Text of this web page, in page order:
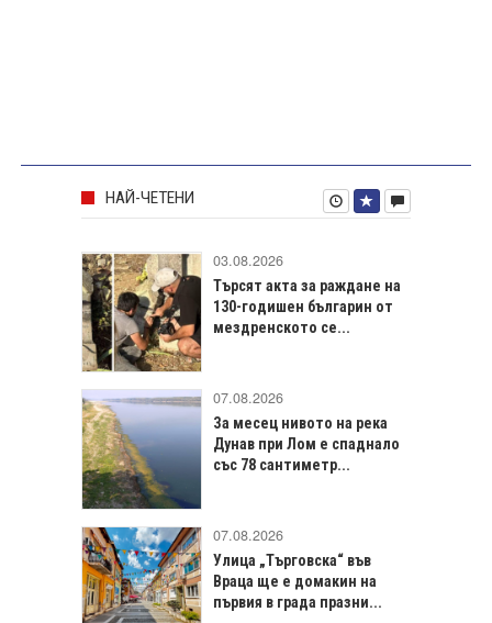
НАЙ-ЧЕТЕНИ
03.08.2026
Търсят акта за раждане на
130-годишен българин от
мездренското се...
07.08.2026
За месец нивото на река
Дунав при Лом е спаднало
със 78 сантиметр...
07.08.2026
Улица „Търговска“ във
Враца щe е домакин на
първия в града празни...